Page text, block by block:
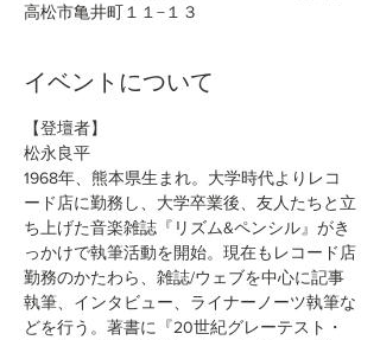
高松市亀井町１１−１３
イベントについて
【登壇者】
松永良平
1968年、熊本県生まれ。大学時代よりレコ
ード店に勤務し、大学卒業後、友人たちと立
ち上げた音楽雑誌『リズム&ペンシル』がき
っかけで執筆活動を開始。現在もレコード店
勤務のかたわら、雑誌/ウェブを中心に記事
執筆、インタビュー、ライナーノーツ執筆な
どを行う。著書に『20世紀グレーテスト・